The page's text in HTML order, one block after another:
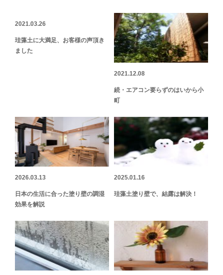
2021.03.26
珪藻土に大満足、お客様の声頂き
ました
2021.12.08
続・エアコン要らずのはいから小
町
2026.03.13
日本の生活に合った塗り壁の調湿
効果を解説
2025.01.16
珪藻土塗り壁で、結露は解決！